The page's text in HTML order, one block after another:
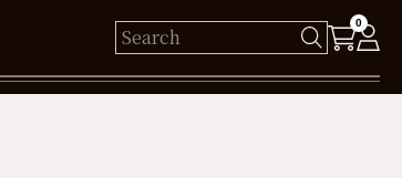
0